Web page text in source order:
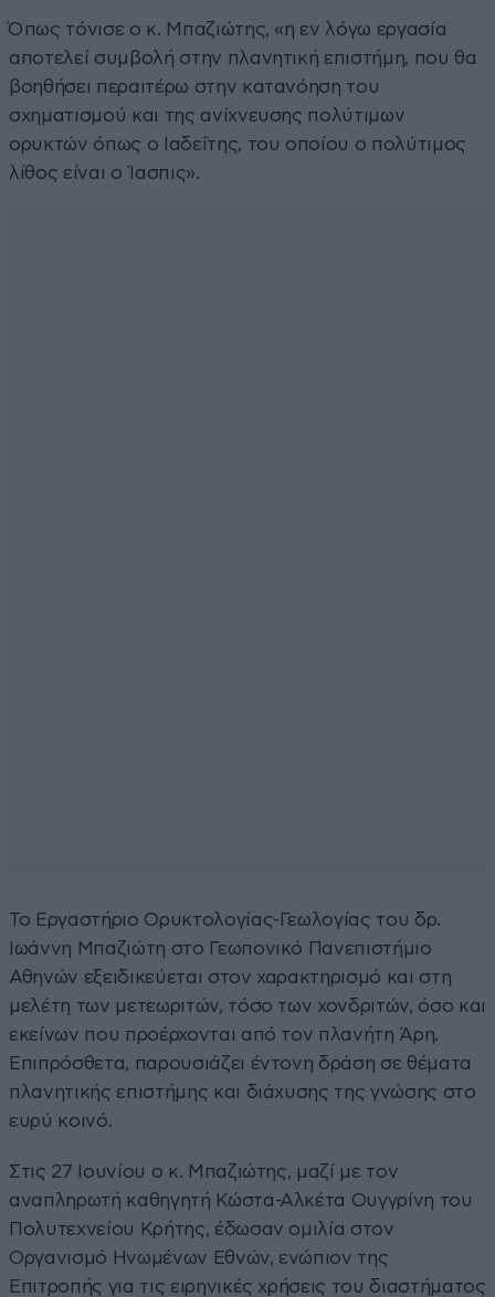
Όπως τόνισε ο κ. Μπαζιώτης, «η εν λόγω εργασία
αποτελεί συμβολή στην πλανητική επιστήμη, που θα
βοηθήσει περαιτέρω στην κατανόηση του
σχηματισμού και της ανίχνευσης πολύτιμων
ορυκτών όπως ο Ιαδεΐτης, του οποίου ο πολύτιμος
λίθος είναι ο Ίασπις».
Το Εργαστήριο Ορυκτολογίας-Γεωλογίας του δρ.
Ιωάννη Μπαζιώτη στο Γεωπονικό Πανεπιστήμιο
Αθηνών εξειδικεύεται στον χαρακτηρισμό και στη
μελέτη των μετεωριτών, τόσο των χονδριτών, όσο και
εκείνων που προέρχονται από τον πλανήτη Άρη.
Επιπρόσθετα, παρουσιάζει έντονη δράση σε θέματα
πλανητικής επιστήμης και διάχυσης της γνώσης στο
ευρύ κοινό.
Στις 27 Ιουνίου ο κ. Μπαζιώτης, μαζί με τον
αναπληρωτή καθηγητή Κώστα-Αλκέτα Ουγγρίνη του
Πολυτεχνείου Κρήτης, έδωσαν ομιλία στον
Οργανισμό Ηνωμένων Εθνών, ενώπιον της
Επιτροπής για τις ειρηνικές χρήσεις του διαστήματος